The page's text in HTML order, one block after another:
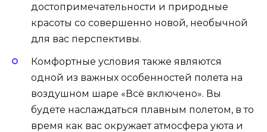
достопримечательности и природные
красоты со совершенно новой, необычной
для вас перспективы.
Комфортные условия также являются
одной из важных особенностей полета на
воздушном шаре «Всё включено». Вы
будете наслаждаться плавным полетом, в то
время как вас окружает атмосфера уюта и